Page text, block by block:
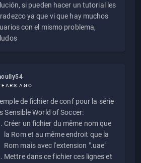
si pueden hacer un tutorial les
ya que vi que hay muchos
con el mismo problema,
AGO
de fichier de conf pour la série
Sensible World of Soccer:
Créer un fichier du même nom que
la Rom et au même endroit que la
Rom mais avec l'extension ".uae"
Mettre dans ce fichier ces lignes et